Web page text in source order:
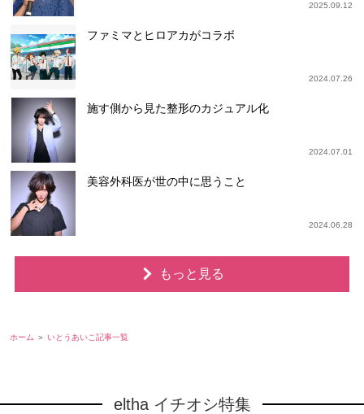
2025.09.12
ファミマとヒロアカがコラボ
2024.07.26
施す側から見た整形のカジュアル化
2024.07.01
美容外科医が世の中に思うこと
2024.06.28
もっと見る
ホーム いとうあいこ記事一覧
eltha イチオシ特集